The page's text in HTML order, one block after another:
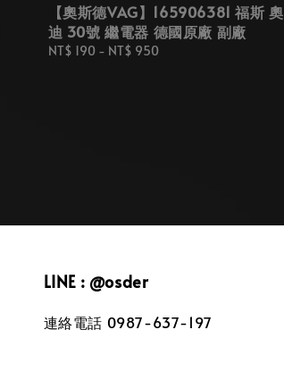
【奧斯德VAG】165906381 福斯 奧
迪 30號 繼電器 德國原廠 副廠
Regular
NT$ 190- NT$ 950
LINE : @osder
連絡電話 0987-637-197